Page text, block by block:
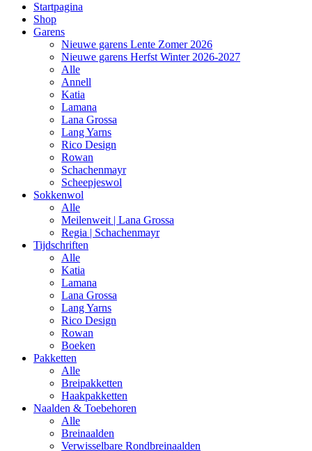
Startpagina
Shop
Garens
Nieuwe garens Lente Zomer 2026
Nieuwe garens Herfst Winter 2026-2027
Alle
Annell
Katia
Lamana
Lana Grossa
Lang Yarns
Rico Design
Rowan
Schachenmayr
Scheepjeswol
Sokkenwol
Alle
Meilenweit | Lana Grossa
Regia | Schachenmayr
Tijdschriften
Alle
Katia
Lamana
Lana Grossa
Lang Yarns
Rico Design
Rowan
Boeken
Pakketten
Alle
Breipakketten
Haakpakketten
Naalden & Toebehoren
Alle
Breinaalden
Verwisselbare Rondbreinaalden